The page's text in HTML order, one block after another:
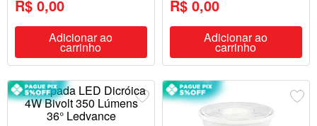
R$ 0,00
Adicionar ao
carrinho
R$ 0,00
Adicionar ao
carrinho